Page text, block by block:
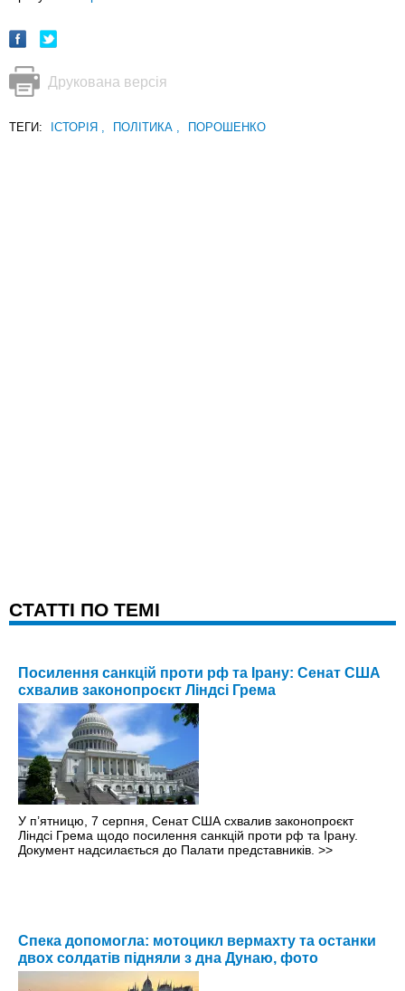
Друкована версія
ТЕГИ: ІСТОРІЯ ПОЛІТИКА ПОРОШЕНКО
CТАТТІ ПО ТЕМІ
Посилення санкцій проти рф та Ірану: Сенат США
схвалив законопроєкт Ліндсі Грема
У п’ятницю, 7 серпня, Сенат США схвалив законопроєкт
Ліндсі Грема щодо посилення санкцій проти рф та Ірану.
Документ надсилається до Палати представників. >>
Спека допомогла: мотоцикл вермахту та останки
двох солдатів підняли з дна Дунаю, фото